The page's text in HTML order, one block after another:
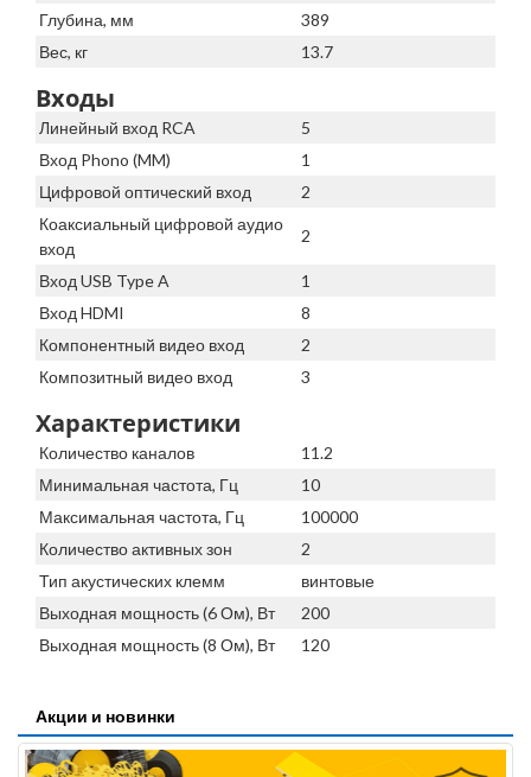
Глубина, мм
389
Вес, кг
13.7
Входы
Линейный вход RCA
5
Вход Phono (MM)
1
Цифровой оптический вход
2
Коаксиальный цифровой аудио
вход
2
Вход USB Type A
1
Вход HDMI
8
Компонентный видео вход
2
Композитный видео вход
3
Характеристики
Количество каналов
11.2
Минимальная частота, Гц
10
Максимальная частота, Гц
100000
Количество активных зон
2
Тип акустических клемм
винтовые
Выходная мощность (6 Ом), Вт
200
Выходная мощность (8 Ом), Вт
120
Акции и новинки